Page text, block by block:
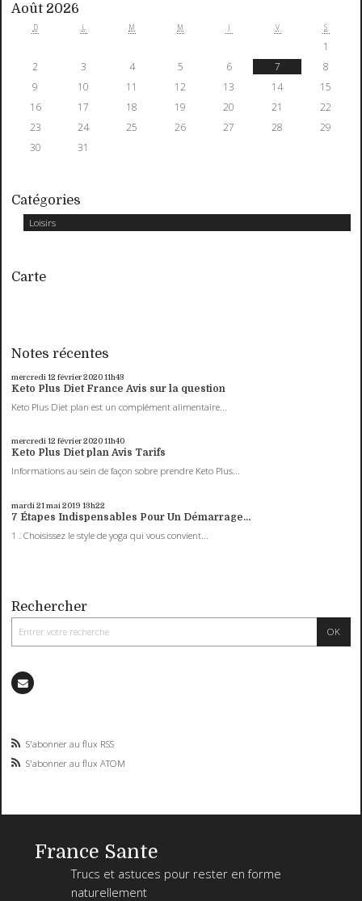
Août 2026
D L M M J V S
1
2
3 4 5 6 7
8
9
10 11 12 13 14
15
16
17 18 19 20 21
22
23
24 25 26 27 28
29
30
31
Catégories
Loisirs
Carte
Notes récentes
mercredi 12 février 202011h43
Keto Plus Diet France Avis sur la question
Keto Plus Diet plan est un complément alimentaire...
mercredi 12 février 202011h40
Keto Plus Diet plan Avis Tarifs
Informations au sein de façon sobre prendre Keto Plus...
mardi 21 mai 2019 13h22
7 Étapes Indispensables Pour Un Démarrage...
1 . Choisissez le style de yoga qui vous convient...
Rechercher
S'abonner au flux RSS
S'abonner au flux ATOM
France Sante
Trucs et astuces pour rester en forme
naturellement